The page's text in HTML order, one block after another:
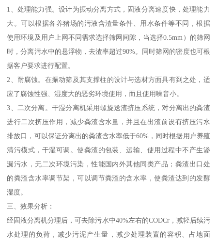
1、处理能力强。设计为振动分离方式，固液分离速度快，处理能力
大。可以根据各养猪场的污液含渣量条件、用水条件等不同，根据
使用环境及用户上网不同需求选择筛网间隙，当选择0.5mm）的筛网
时，分离污水中的悬浮物，去渣率超过90%。同时筛网的密度也可根
据客户要求进行配置。
2、耐腐蚀。在振动筛及其支撑柱的设计与选材方面具有到之处，适
应了腐蚀性强、湿度大的恶劣环境使用，而且使用噪音小。
3、二次分离。干湿分离机采用螺旋送渣挤压系统，对分离出的粪渣
进行二次挤压作用，减少粪渣含水量，并且在出渣前设有挤压污水
排放口，可以保证分离出的粪渣含水率低于60%，同时根据用户养殖
清污模式，干湿可调。使粪渣的包装、运输、使用过程中不产生渗
漏污水，无二次环境污染，性能国内外其他同类产品；粪渣出口处
的粪渣含水率调节架，可以调节粪渣的含水率，使粪渣达到的发酵
湿度。
三、效果分析：
经固液分离机分理后，可去除污水中40%左右的CODCr，减轻后续污
水处理的负荷，减少污泥产生量，减少处理装置的容积、占地面